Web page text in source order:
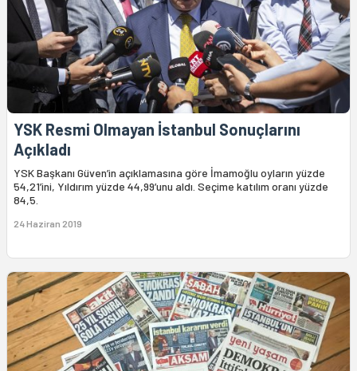
YSK Resmi Olmayan İstanbul Sonuçlarını
Açıkladı
YSK Başkanı Güven’in açıklamasına göre İmamoğlu oyların yüzde
54,21’ini, Yıldırım yüzde 44,99’unu aldı. Seçime katılım oranı yüzde
84,5.
24 Haziran 2019